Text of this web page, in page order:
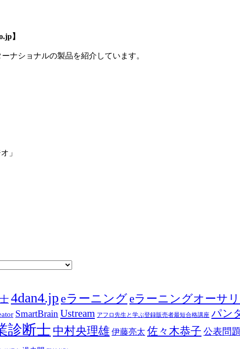
】
ナショナルの製品を紹介しています。
」
4dan4.jp eラーニング eラーニングオーサ
SmartBrain Ustream アフロ先生と学ぶ登録販売者最短合格講座 パン
診断士 中村央理雄 伊藤亮太 佐々木恭子 公表問題